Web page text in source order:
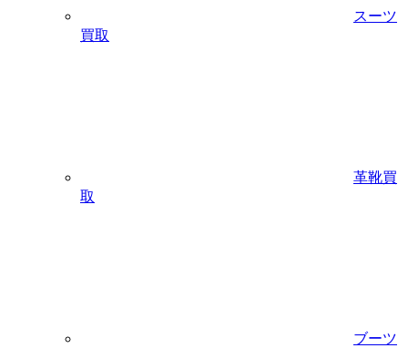
スーツ
買取
革靴買
取
ブーツ